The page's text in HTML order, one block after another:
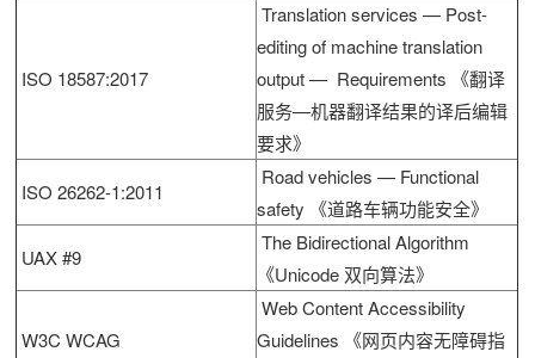
ISO 18587:2017
Translation services — Post-
editing of machine translation
output — Requirements 《翻译
服务—机器翻译结果的译后编辑
要求》
ISO 26262-1:2011
Road vehicles — Functional
safety 《道路车辆功能安全》
UAX #9
The Bidirectional Algorithm
《Unicode 双向算法》
W3C WCAG
Web Content Accessibility
Guidelines 《网页内容无障碍指